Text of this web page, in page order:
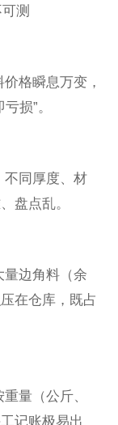
测
格瞬息万变，
损”。
同厚度、材
盘点乱。
边角料（余
在仓库，既占
量（公斤、
记账极易出